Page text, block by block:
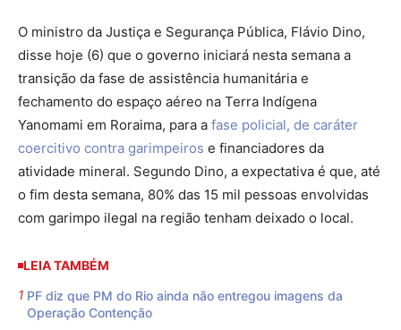
O ministro da Justiça e Segurança Pública, Flávio Dino,
disse hoje (6) que o governo iniciará nesta semana a
transição da fase de assistência humanitária e
fechamento do espaço aéreo na Terra Indígena
Yanomami em Roraima, para a fase policial, de caráter
coercitivo contra garimpeiros e financiadores da
atividade mineral. Segundo Dino, a expectativa é que, até
o fim desta semana, 80% das 15 mil pessoas envolvidas
com garimpo ilegal na região tenham deixado o local.
LEIA TAMBÉM
PF diz que PM do Rio ainda não entregou imagens da
Operação Contenção